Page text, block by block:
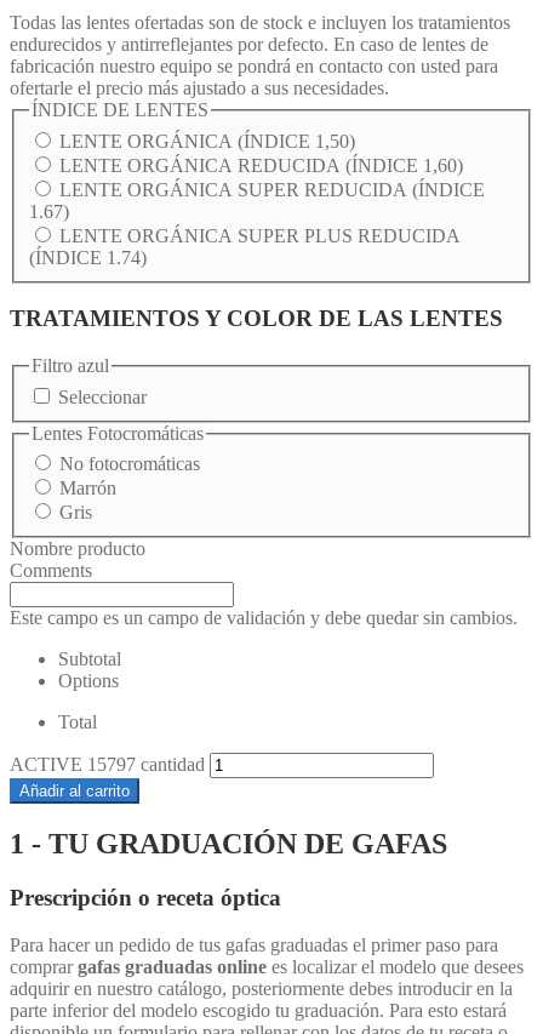
Todas las lentes ofertadas son de stock e incluyen los tratamientos
endurecidos y antirreflejantes por defecto. En caso de lentes de
fabricación nuestro equipo se pondrá en contacto con usted para
ofertarle el precio más ajustado a sus necesidades.
ÍNDICE DE LENTES
LENTE ORGÁNICA (ÍNDICE 1,50)
LENTE ORGÁNICA REDUCIDA (ÍNDICE 1,60)
LENTE ORGÁNICA SUPER REDUCIDA (ÍNDICE
1.67)
LENTE ORGÁNICA SUPER PLUS REDUCIDA
(ÍNDICE 1.74)
TRATAMIENTOS Y COLOR DE LAS LENTES
Filtro azul
Seleccionar
Lentes Fotocromáticas
No fotocromáticas
Marrón
Gris
Nombre producto
Comments
Este campo es un campo de validación y debe quedar sin cambios.
Subtotal
Options
Total
ACTIVE 15797 cantidad
Añadir al carrito
1 - TU GRADUACIÓN DE GAFAS
Prescripción o receta óptica
Para hacer un pedido de tus gafas graduadas el primer paso para
comprargafas graduadas online es localizar el modelo que desees
adquirir en nuestro catálogo, posteriormente debes introducir en la
parte inferior del modelo escogido tu graduación. Para esto estará